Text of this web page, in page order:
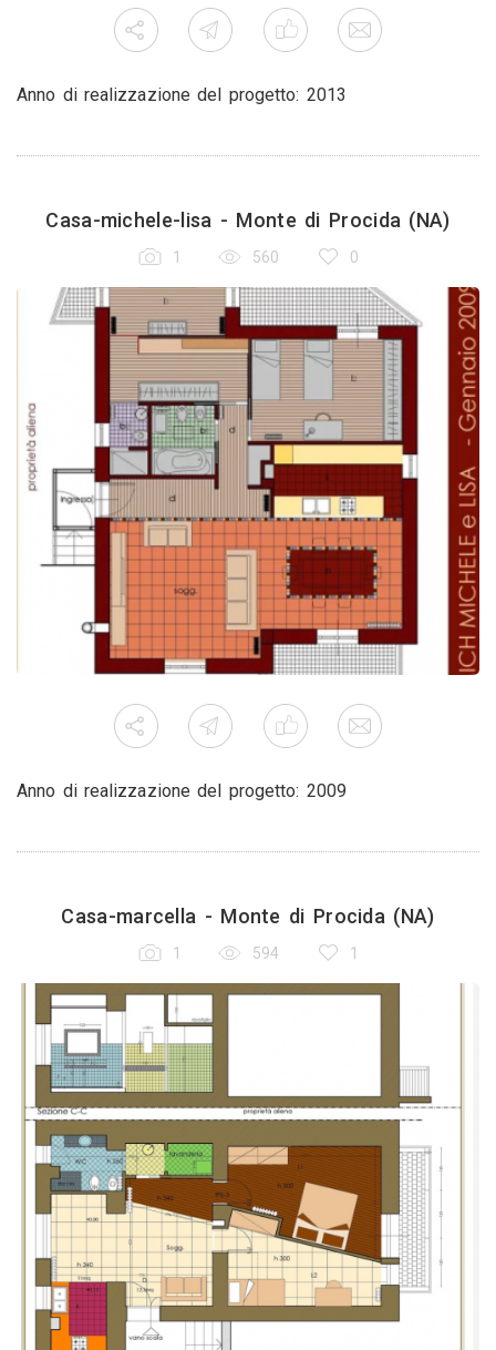
Anno di realizzazione del progetto: 2013
Casa-michele-lisa - Monte di Procida (NA)
1 560 0
Anno di realizzazione del progetto: 2009
Casa-marcella - Monte di Procida (NA)
1 594 1